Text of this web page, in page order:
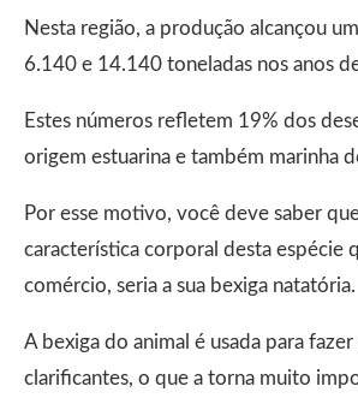
Nesta região, a produção alcançou
6.140 e 14.140 toneladas nos anos
Estes números refletem 19% dos
origem estuarina e também marinha
Por esse motivo, você deve saber
característica corporal desta espécie
comércio, seria a sua bexiga natatória.
A bexiga do animal é usada para
clarificantes, o que a torna muito